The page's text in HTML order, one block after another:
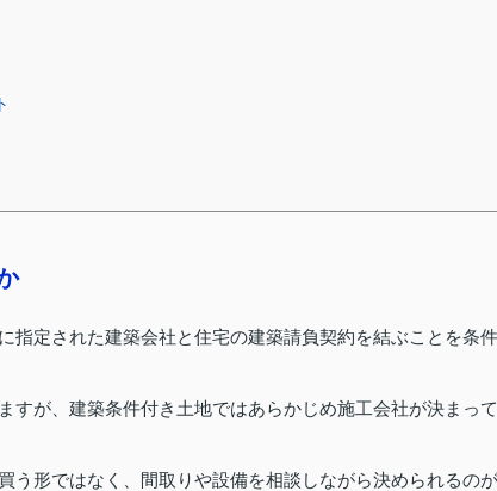
指定された建築会社と住宅の建築請負契約を結ぶことを条件
すが、建築条件付き土地ではあらかじめ施工会社が決まって
う形ではなく、間取りや設備を相談しながら決められるのが